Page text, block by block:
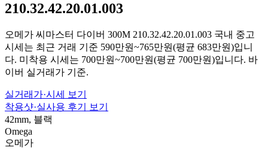
210.32.42.20.01.003
오메가 씨마스터 다이버 300M 210.32.42.20.01.003 국내 중고
시세는 최근 거래 기준 590만원~765만원(평균 683만원)입니
다. 미착용 시세는 700만원~700만원(평균 700만원)입니다. 바
이버 실거래가 기준.
실거래가·시세 보기
착용샷·실사용 후기 보기
42mm, 블랙
Omega
오메가